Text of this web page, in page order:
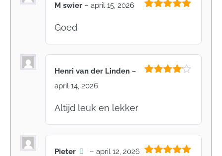
M swier – april 15, 2026
Goed
Henri van der Linden –
april 14, 2026
Altijd leuk en lekker
Pieter – april 12, 2026